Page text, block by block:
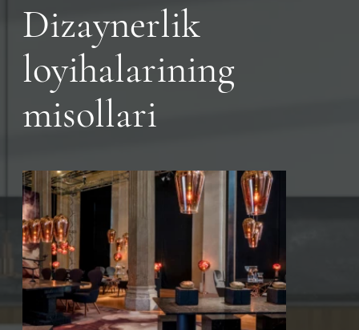
Dizaynerlik
loyihalarining
misollari